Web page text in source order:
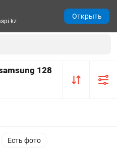
128
Есть фото
Открыть